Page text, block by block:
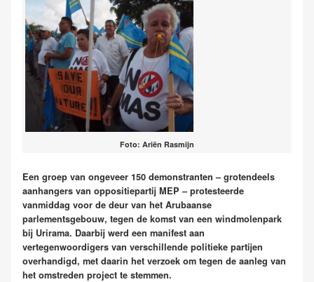
Foto: Ariën Rasmijn
Een groep van ongeveer 150 demonstranten – grotendeels
aanhangers van oppositiepartij MEP – protesteerde
vanmiddag voor de deur van het Arubaanse
parlementsgebouw, tegen de komst van een windmolenpark
bij Urirama. Daarbij werd een manifest aan
vertegenwoordigers van verschillende politieke partijen
overhandigd, met daarin het verzoek om tegen de aanleg van
het omstreden project te stemmen.